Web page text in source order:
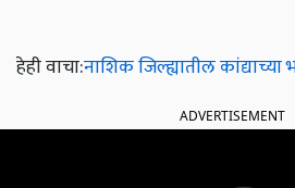
हेही वाचा:नाशिक जिल्ह्यातील
ADVERTISEMENT